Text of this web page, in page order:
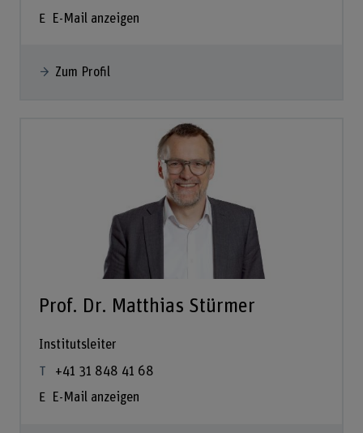
E-Mail anzeigen
Zum Profil
Prof. Dr. Matthias Stürmer
Institutsleiter
+41 31 848 41 68
E-Mail anzeigen